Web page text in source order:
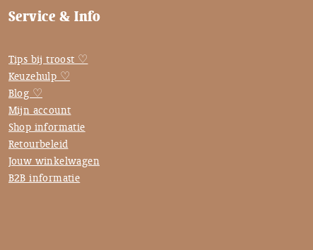
Service & Info
Tips bij troost ♡
Keuzehulp ♡
Blog ♡
Mijn account
Shop informatie
Retourbeleid
Jouw winkelwagen
B2B informatie